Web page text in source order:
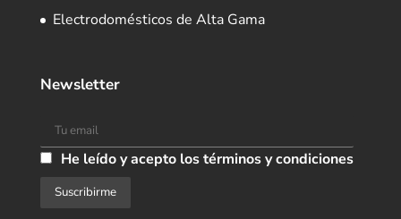
Electrodomésticos de Alta Gama
Newsletter
He leído y acepto los términos y condiciones